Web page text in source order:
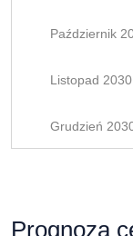
Październik
Listopad 2030
Grudzień
Prognoza